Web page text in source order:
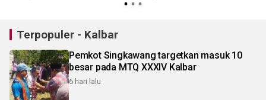
Terpopuler - Kalbar
Pemkot Singkawang targetkan masuk 10
besar pada MTQ XXXIV Kalbar
6 hari lalu